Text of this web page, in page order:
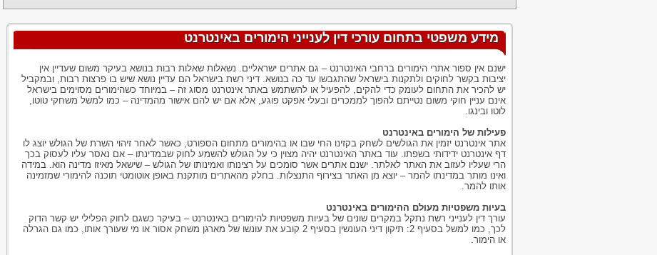
מידע משפטי בתחום עורכי דין לענייני הימורים באינטרנט
ישנם אין ספור אתרי הימורים ברחבי האינטרנט – גם אתרים ישראליים. נשאלות שאלות רבות בנושא בעיקר משום שעדיין אין
יציבות בקשר לחוקים ולתקנות בישראל שהתגבשו עד כה בנושא. דיני רשת בישראל הם עדיין נושא שיש בו פרצות רבות, ובמקביל
יש להכיר את התחום לעומק כדי להקים, להפעיל או להשתמש באתר אינטרנט מסוג זה – במיוחד כשהימורים מסוימים בישראל
אינם עניין חוקי משום נטייתם להפוך לממכרים ובעלי אפקט פוגע, אלא אם יש להם אישור מהמדינה – כמו למשל משחקי טוטו,
לוטו ובינגו.
פעילות של הימורים באינטרנט
אתר אינטרנט יזמין את הגולשים לשחק בקזינו החי שבו או בהימורים מתחום הספורט, כאשר לאחר זיהוי השרת של הגולש יוצג לו
דף אינטרנט ידידותי בשפתו. עוד באתר האינטרנט יהיה מצוין כי על הגולש להשמע לחוק שבמדינתו – אם נאסר עליו לעסוק בכך
הרי שעליו לעזוב את האתר לאלתר. ישנם אתרים אשר סומכים על רצינותו ואמינותו של הגולש – שישאל מאיזו מדינה הוא. במידה
ואינו מותר במדינתו להמר – יוצא מן האתר בצירוף התנצלות. בחלק מהאתרים מותקנת באופן אוטומטי תוכנה להימורי שמזמינה
אותו להמר.
בעיות משפטיות מעולם ההימורים באינטרנט
עורך דין לענייני רשת נתקל במקרים שונים של בעיות משפטיות להימורים באינטרנט – בעיקר כשגם לחוק הפלילי יש קשר הדוק
לכך, כמו למשל בסעיף 2: תיקון דיני העונשין בסעיף 2 קובע את עונשו של מארגן משחק אסור או מי שעורך אותו, כמו גם הגרלה
או הימור.